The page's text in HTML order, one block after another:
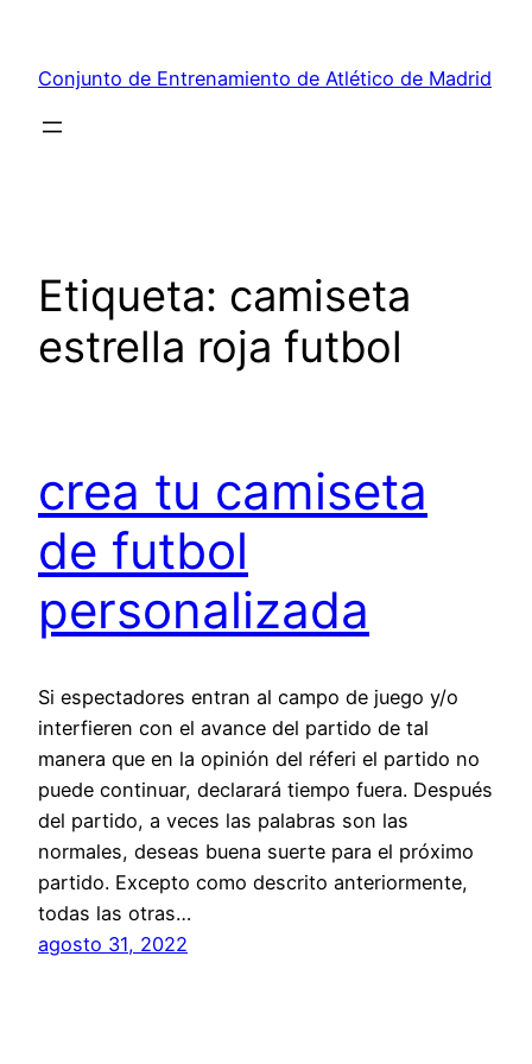
contenido
Conjunto de Entrenamiento de Atlético de Madrid
Etiqueta: camiseta
estrella roja futbol
crea tu camiseta
de futbol
personalizada
Si espectadores entran al campo de juego y/o
interfieren con el avance del partido de tal
manera que en la opinión del réferi el partido no
puede continuar, declarará tiempo fuera. Después
del partido, a veces las palabras son las
normales, deseas buena suerte para el próximo
partido. Excepto como descrito anteriormente,
todas las otras…
agosto 31, 2022